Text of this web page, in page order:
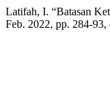
Latifah, I. “Batasan
Feb. 2022, pp. 284-